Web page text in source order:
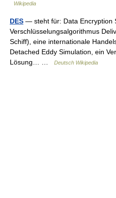
Wikipedia
DES — steht für: Data Encryption
Verschlüsselungsalgorithmus
Schiff), eine internationale
Detached Eddy Simulation, ein
Lösung… …
Deutsch Wikipedia